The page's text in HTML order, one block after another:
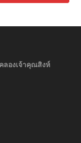
ลองเจ้าคุณสิงห์